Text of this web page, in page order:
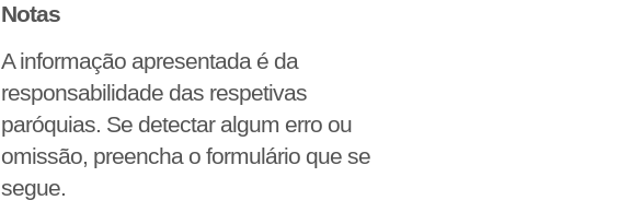
Notas
A informação apresentada é da
responsabilidade das respetivas
paróquias. Se detectar algum erro ou
omissão, preencha o formulário que se
segue.